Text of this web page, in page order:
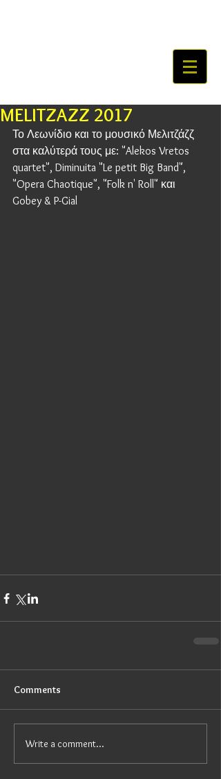
MELITZAZZ 2017
Το Λεωνίδιο και το μουσικό Μελιτζάζζ
στα καλύτερά τους με: "Alekos Vretos
quartet", Diminuita "Le petit Big Band",
"Opera Chaotique", "Folk n' Roll" και
Gobey & P-Gial
Comments
Write a comment...